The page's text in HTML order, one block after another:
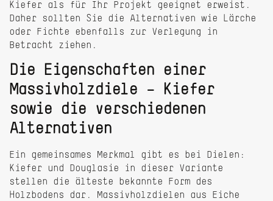
Kiefer als für Ihr Projekt geeignet erweist.
Daher sollten Sie die Alternativen wie Lärche
oder Fichte ebenfalls zur Verlegung in
Betracht ziehen.
Die Eigenschaften einer
Massivholzdiele – Kiefer
sowie die verschiedenen
Alternativen
Ein gemeinsames Merkmal gibt es bei Dielen:
Kiefer und Douglasie in dieser Variante
stellen die älteste bekannte Form des
Holzbodens dar. Massivholzdielen aus Eiche